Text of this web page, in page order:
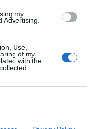
my
Advertising.
Use,
of my
with the
Megosztás: